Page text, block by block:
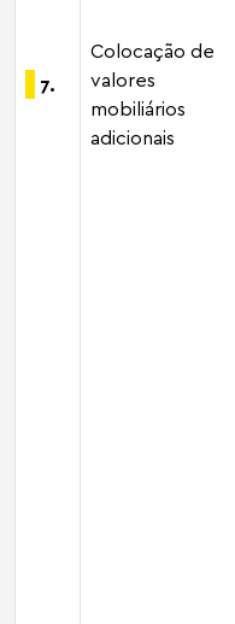
7.
Colocação de
valores
mobiliários
adicionais